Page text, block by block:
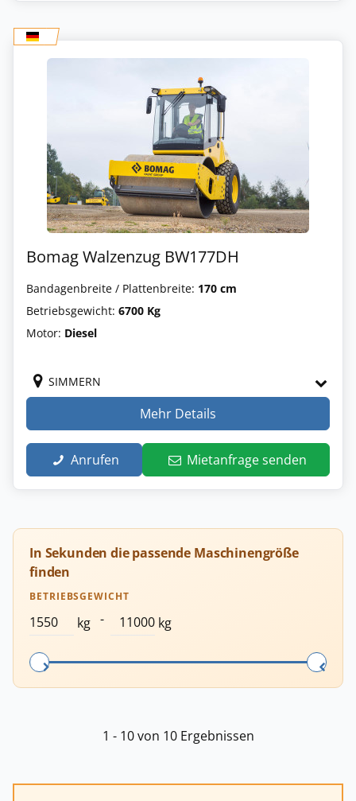
Bomag Walzenzug BW177DH
Bandagenbreite / Plattenbreite: 170 cm
Betriebsgewicht: 6700 Kg
Motor: Diesel
SIMMERN
Mehr Details
Anrufen Mietanfrage senden
In Sekunden die passende Maschinengröße
finden
BETRIEBSGEWICHT
kg - kg
1 - 10 von 10 Ergebnissen